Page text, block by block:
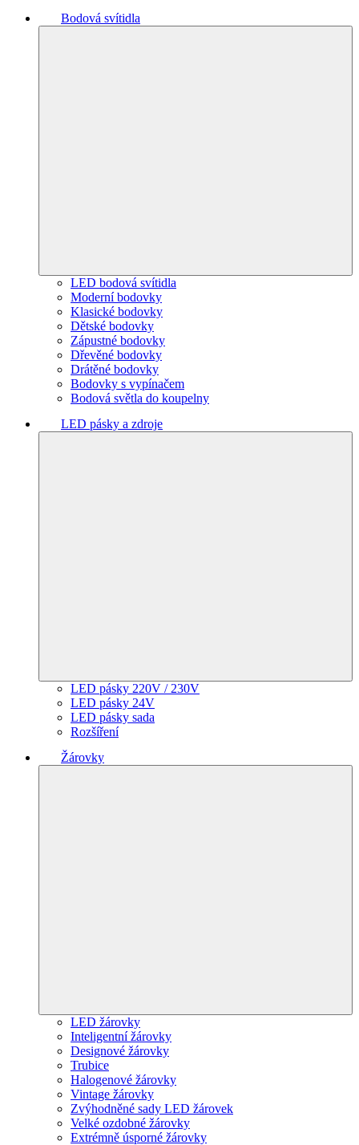
Bodová svítidla
LED bodová svítidla
Moderní bodovky
Klasické bodovky
Dětské bodovky
Zápustné bodovky
Dřevěné bodovky
Drátěné bodovky
Bodovky s vypínačem
Bodová světla do koupelny
LED pásky a zdroje
LED pásky 220V / 230V
LED pásky 24V
LED pásky sada
Rozšíření
Žárovky
LED žárovky
Inteligentní žárovky
Designové žárovky
Trubice
Halogenové žárovky
Vintage žárovky
Zvýhodněné sady LED žárovek
Velké ozdobné žárovky
Extrémně úsporné žárovky